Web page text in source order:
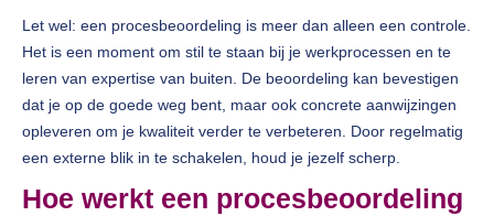
Let wel: een procesbeoordeling is meer dan alleen een controle.
Het is een moment om stil te staan bij je werkprocessen en te
leren van expertise van buiten. De beoordeling kan bevestigen
dat je op de goede weg bent, maar ook concrete aanwijzingen
opleveren om je kwaliteit verder te verbeteren. Door regelmatig
een externe blik in te schakelen, houd je jezelf scherp.
Hoe werkt een procesbeoordeling